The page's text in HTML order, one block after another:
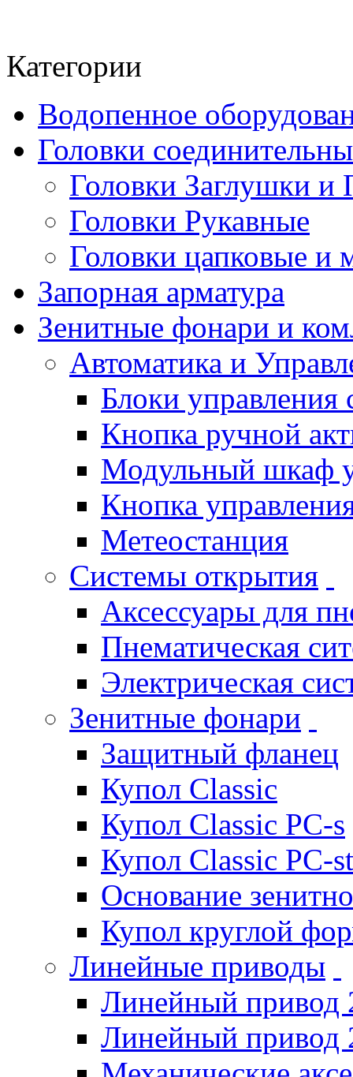
Категории
Водопенное
Головки
Головки Заглушки и
Головки Рукавные
Головки цапковые и
Запорная арматура
Зенитные фонари и
Автоматика и
Блоки
Кнопка ручной
Модульный шкаф
Кнопка
Метеостанция
Системы открытия
Аксессуары для
Пнематическая
Электрическая
Зенитные фонари
Защитный фланец
Купол Classic
Купол Classic PC-s
Купол Classic PC-st
Основание
Купол круглой
Линейные приводы
Линейный привод
Линейный привод